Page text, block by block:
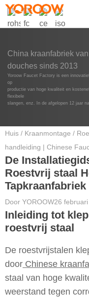
China kraanfabriek
douches sinds 2013
Yoroow Faucet Factory is een
op
productie van hoge kwaliteit en
flexibele
slangen, enz. In de afgelopen 12 jaar
Huis / Kraanmontage /
handleiding | Chinese
De
Roestvrij staal
Tapkraanfabriek
Door YOROOW26
Inleiding tot
roestvrij staal
De roestvrijstalen
door Chinese
staal van hoge
weerstand tegen